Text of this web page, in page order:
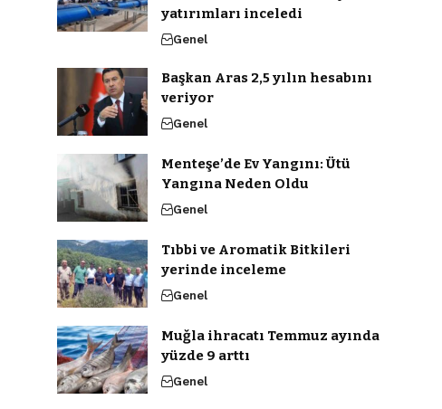
yatırımları inceledi
Genel
Başkan Aras 2,5 yılın hesabını
veriyor
Genel
Menteşe’de Ev Yangını: Ütü
Yangına Neden Oldu
Genel
Tıbbi ve Aromatik Bitkileri
yerinde inceleme
Genel
Muğla ihracatı Temmuz ayında
yüzde 9 arttı
Genel